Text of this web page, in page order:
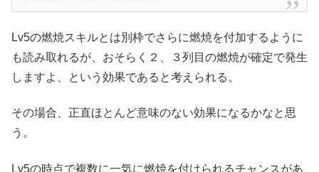
Lv5の燃焼スキルとは別枠でさらに燃焼を付加するように
も読み取れるが、おそらく２、３列目の燃焼が確定で発生
しますよ、という効果であると考えられる。
その場合、正直ほとんど意味のない効果になるかなと思
う。
Lv5の時点で複数に一気に燃焼を付けられるチャンスがあ